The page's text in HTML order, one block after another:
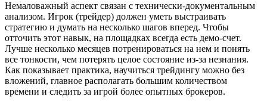
Немаловажный аспект связан с технически-документальным
анализом. Игрок (трейдер) должен уметь выстраивать
стратегию и думать на несколько шагов вперед. Чтобы
отточить этот навык, на площадках всегда есть демо-счет.
Лучше несколько месяцев потренироваться на нем и понять
все тонкости, чем потерять целое состояние из-за незнания.
Как показывает практика, научиться трейдингу можно без
вложений, главное располагать большим количеством
времени и следить за игрой более опытных брокеров.